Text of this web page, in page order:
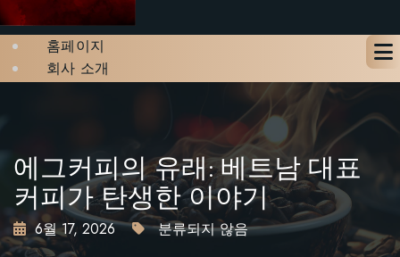
홈페이지
회사 소개
문의하기
테이블 예약하기
X
에그커피의 유래: 베트남 대표
커피가 탄생한 이야기
6월 17, 2026 분류되지 않음